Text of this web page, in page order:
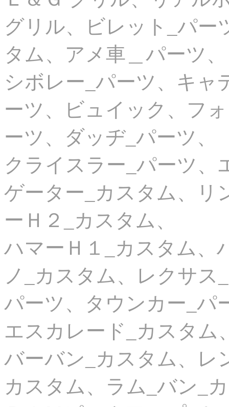
グリル、ビレット_パー
タム、アメ車＿パーツ、
シボレー_パーツ、キャ
ーツ、ビュイック、フ
ーツ、ダッヂ_パーツ、
クライスラー_パーツ、
ゲーター_カスタム、リ
ーＨ２_カスタム、
ハマーＨ１_カスタム、
ノ_カスタム、レクサ
パーツ、タウンカー_パ
エスカレード_カスタム
バーバン_カスタム、レ
カスタム、ラム_バン_